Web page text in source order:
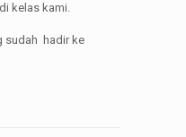
kelas kami.
sudah hadir ke